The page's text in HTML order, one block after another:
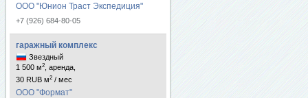
ООО "Юнион Траст Экспедиция"
+7 (926) 684-80-05
гаражный комплекс
Звездный
1 500 м2
, аренда,
30 RUB м2 / мес
ООО "Формат"